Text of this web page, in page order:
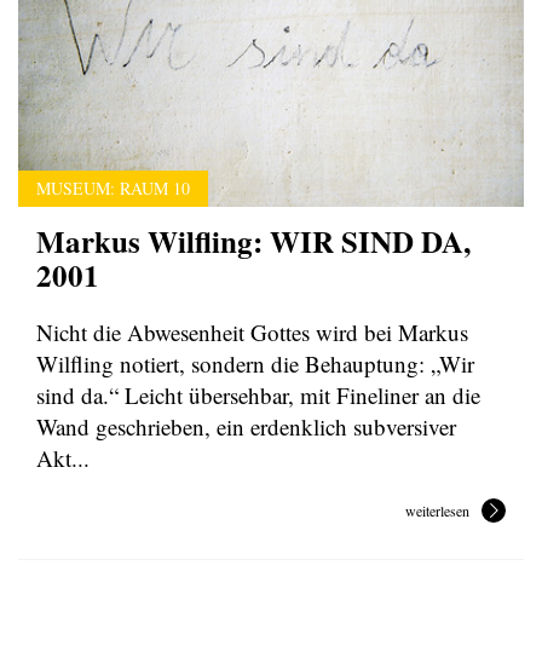
MUSEUM: RAUM 10
Markus Wilfling: WIR SIND DA,
2001
Nicht die Abwesenheit Gottes wird bei Markus
Wilfling notiert, sondern die Behauptung: „Wir
sind da.“ Leicht übersehbar, mit Fineliner an die
Wand geschrieben, ein erdenklich subversiver
Akt...
weiterlesen